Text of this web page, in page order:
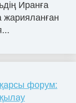
Иранға
жарияланған
қарсы форум: